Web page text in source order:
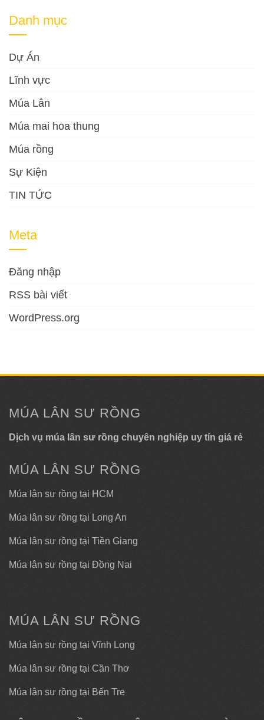
Danh mục
Dự Án
Lĩnh vực
Múa Lân
Múa mai hoa thung
Múa rồng
Sự Kiện
TIN TỨC
Meta
Đăng nhập
RSS bài viết
WordPress.org
MÚA LÂN SƯ RỒNG
Dịch vụ múa lân sư rồng chuyên nghiệp uy tín giá rẻ
MÚA LÂN SƯ RỒNG
Múa lân sư rồng tại HCM
Múa lân sư rồng tại Long An
Múa lân sư rồng tại Tiền Giang
Múa lân sư rồng tại Đồng Nai
MÚA LÂN SƯ RỒNG
Múa lân sư rồng tại Vĩnh Long
Múa lân sư rồng tại Cần Thơ
Múa lân sư rồng tại Bến Tre